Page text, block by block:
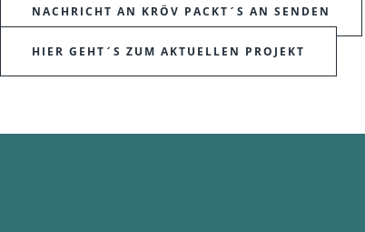
NACHRICHT AN KRÖV PACKT´S AN SENDEN
HIER GEHT´S ZUM AKTUELLEN PROJEKT